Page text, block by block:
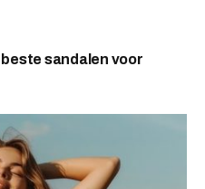
sandalen voor